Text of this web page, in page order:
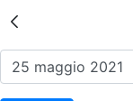
Risultati